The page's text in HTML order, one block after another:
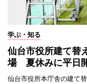
学ぶ・知る
仙台市役所建て替
場 夏休みに平日
仙台市役所本庁舎の建て